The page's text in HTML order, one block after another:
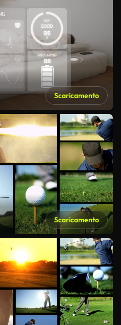
Scaricamento
Scaricamento